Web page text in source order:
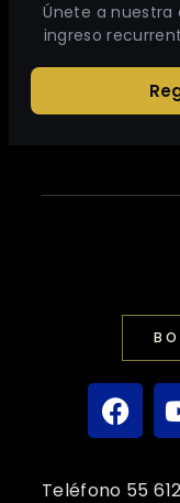
Únete a
ingreso
Teléfono 55